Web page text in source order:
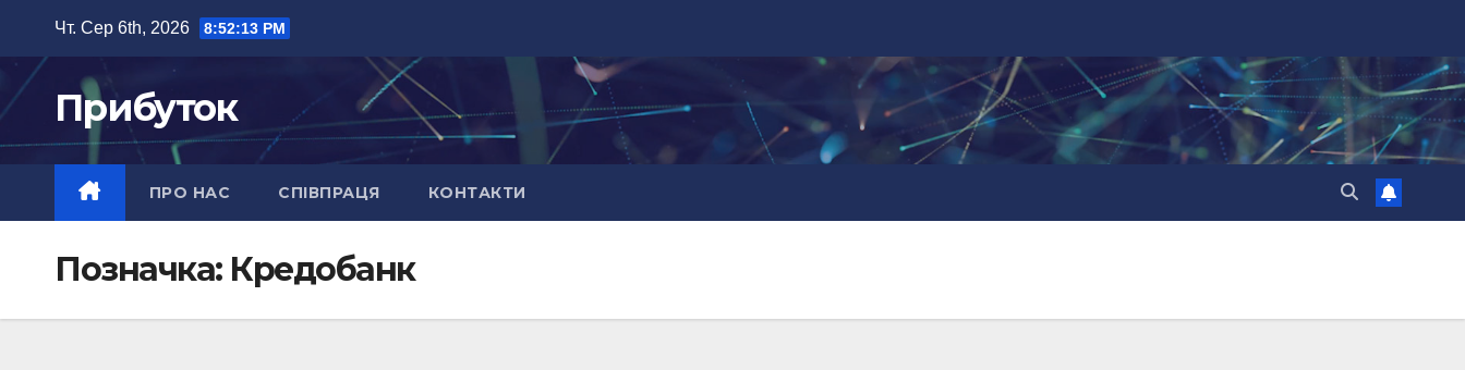
вмісту
Чт. Сер 6th, 2026 8:52:14 PM
Прибуток
ПРО НАС СПІВПРАЦЯ КОНТАКТИ
Позначка: Кредобанк